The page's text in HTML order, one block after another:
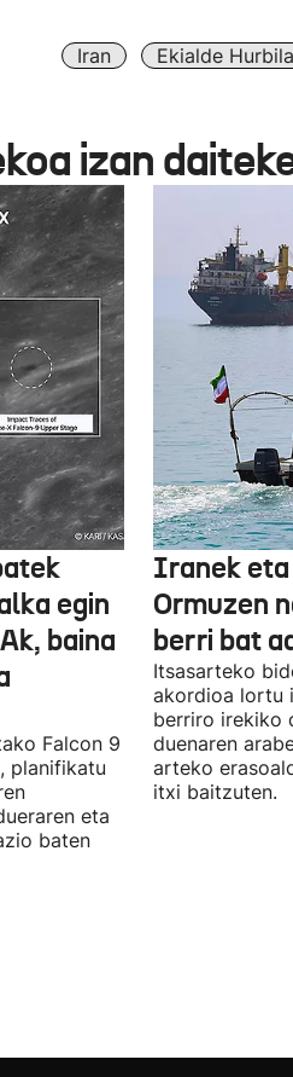
Iran Ekialde Hurbila
izan
egin
baina
Falcon 9
planifikatu
eta
baten
Iranek eta
Ormuzen
berri bat
Itsasarteko
akordioa lortu
berriro irekiko
duenaren
arteko
itxi baitzuten.